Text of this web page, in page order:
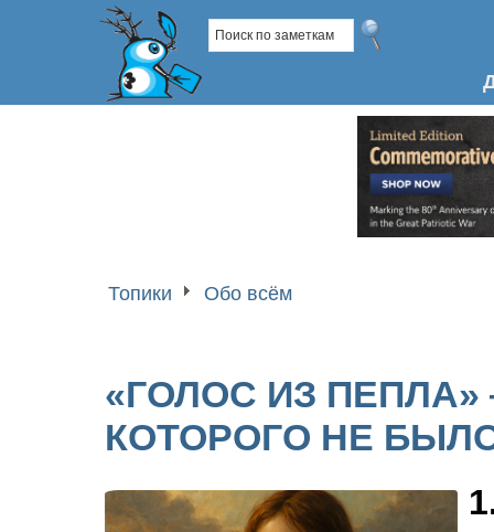
Топики Обо всём
«ГОЛОС ИЗ
КОТОРОГО НЕ